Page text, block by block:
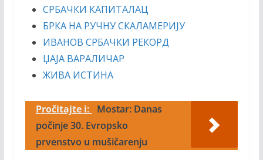
СРБАЧКИ КАПИТАЛАЦ
БРКА НА РУЧНУ СКАЛАМЕРИЈУ
ИВАНОВ СРБАЧКИ РЕКОРД
ЏАЈА ВАРАЛИЧАР
ЖИВА ИСТИНА
Pročitajte i:
Mostar: Danas
počinje 30. Evropsko
prvenstvo u mušičarenju